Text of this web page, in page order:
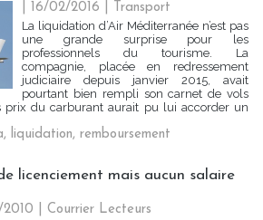
| 16/02/2016
Transport
La liquidation d’Air Méditerranée n’est pas
une grande surprise pour les
professionnels du tourisme. La
compagnie, placée en redressement
judiciaire depuis janvier 2015, avait
pourtant bien rempli son carnet de vols
prix du carburant aurait pu lui accorder un
, liquidation, remboursement
licenciement mais aucun salaire
Courrier Lecteurs